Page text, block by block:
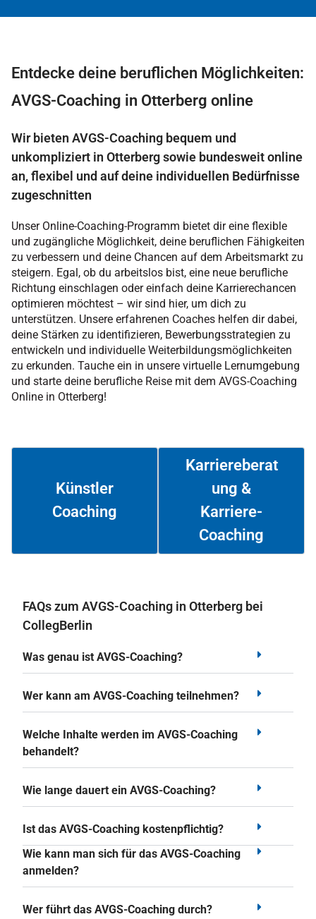
Entdecke deine beruflichen Möglichkeiten:
AVGS-Coaching in Otterberg online
Wir bieten AVGS-Coaching bequem und
unkompliziert in Otterberg sowie bundesweit online
an, flexibel und auf deine individuellen Bedürfnisse
zugeschnitten
Unser Online-Coaching-Programm bietet dir eine flexible
und zugängliche Möglichkeit, deine beruflichen Fähigkeiten
zu verbessern und deine Chancen auf dem Arbeitsmarkt zu
steigern. Egal, ob du arbeitslos bist, eine neue berufliche
Richtung einschlagen oder einfach deine Karrierechancen
optimieren möchtest – wir sind hier, um dich zu
unterstützen. Unsere erfahrenen Coaches helfen dir dabei,
deine Stärken zu identifizieren, Bewerbungsstrategien zu
entwickeln und individuelle Weiterbildungsmöglichkeiten
zu erkunden. Tauche ein in unsere virtuelle Lernumgebung
und starte deine berufliche Reise mit dem AVGS-Coaching
Online in Otterberg!
Künstler
Coaching
Weiterlesen
Karriereberat
ung &
Karriere-
Coaching
Weiterlesen
FAQs zum AVGS-Coaching in Otterberg bei
CollegBerlin
Was genau ist AVGS-Coaching?
Wer kann am AVGS-Coaching teilnehmen?
Welche Inhalte werden im AVGS-Coaching
behandelt?
Wie lange dauert ein AVGS-Coaching?
Ist das AVGS-Coaching kostenpflichtig?
Wie kann man sich für das AVGS-Coaching
anmelden?
Wer führt das AVGS-Coaching durch?